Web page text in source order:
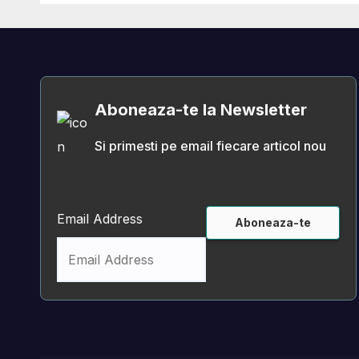
Aboneaza-te la Newsletter
Si primesti pe email fiecare articol nou
Email Address